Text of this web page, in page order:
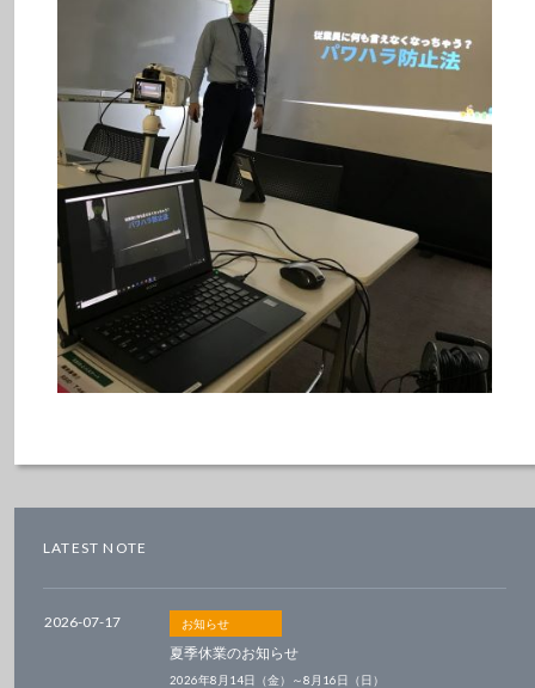
LATEST NOTE
2026-07-17 お知らせ
夏季休業のお知らせ
2026年8月14日（金）～8月16日（日）